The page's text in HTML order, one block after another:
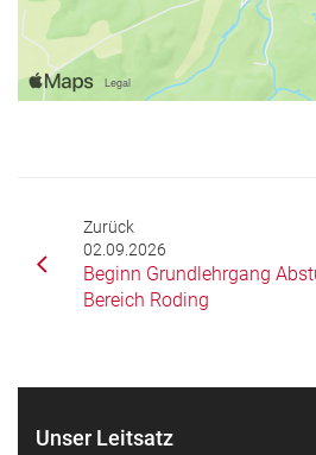
Zurück
02.09.2026
Beginn Grundlehrgang
Bereich Roding
Unser Leitsatz